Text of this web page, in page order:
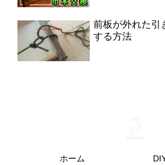
前板が外れた引
する方法
ホーム